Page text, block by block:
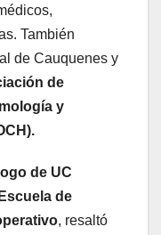
También
de Cauquenes y
de
y
de UC
de
, resaltó